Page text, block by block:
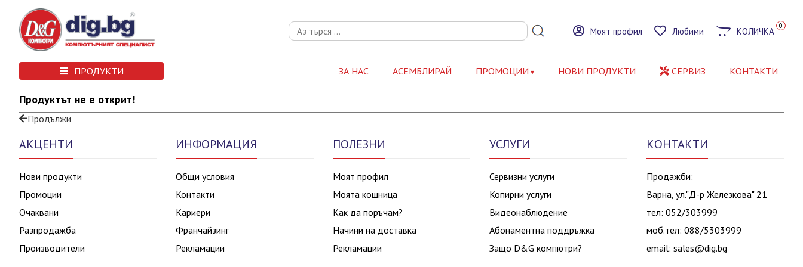
Моят профил Любими КОЛИЧКА 0
ПРОДУКТИ ЗА НАС АСЕМБЛИРАЙ ПРОМОЦИИ НОВИ ПРОДУКТИ СЕРВИЗ КОНТАКТИ
Продуктът не е открит!
Продължи
АКЦЕНТИ
Нови продукти
Промоции
Очаквани
Разпродажба
Производители
ИНФОРМАЦИЯ
Общи условия
Контакти
Кариери
Франчайзинг
Рекламации
ПОЛЕЗНИ
Моят профил
Моята кошница
Как да поръчам?
Начини на доставка
Рекламации
УСЛУГИ
Сервизни услуги
Копирни услуги
Видеонаблюдение
Абонаментна поддръжка
Защо D&G компютри?
КОНТАКТИ
Продажби:
Варна, ул."Д-р Железкова" 21
тел: 052/303999
моб.тел: 088/5303999
email: sales@dig.bg